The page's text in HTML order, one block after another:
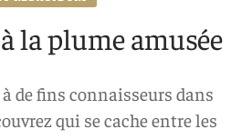
la plume amusée
de fins connaisseurs dans
qui se cache entre les